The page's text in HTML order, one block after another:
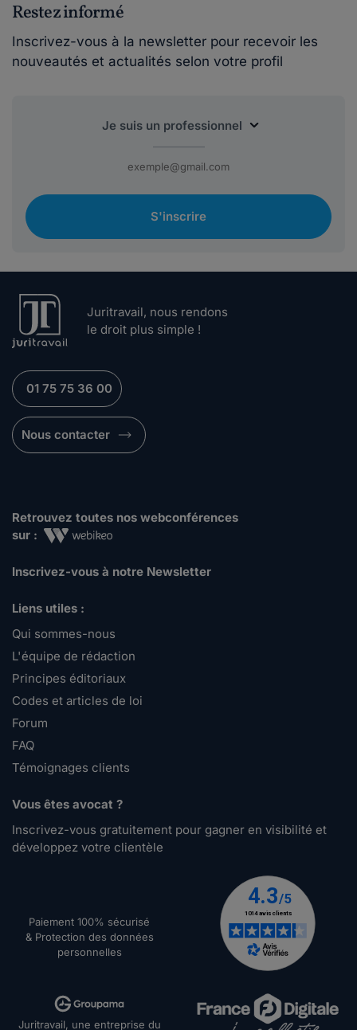
Restez informé
Inscrivez-vous à la newsletter pour recevoir les
nouveautés et actualités selon votre profil
S'inscrire
Juritravail, nous rendons
le droit plus simple !
01 75 75 36 00
Nous contacter
Retrouvez toutes nos webconférences
sur :
Inscrivez-vous à notre Newsletter
Liens utiles :
Qui sommes-nous
L'équipe de rédaction
Principes éditoriaux
Codes et articles de loi
Forum
FAQ
Témoignages clients
Vous êtes avocat ?
Inscrivez-vous gratuitement pour gagner en visibilité et
développez votre clientèle
Paiement 100% sécurisé
& Protection des données
personnelles
Juritravail, une entreprise du